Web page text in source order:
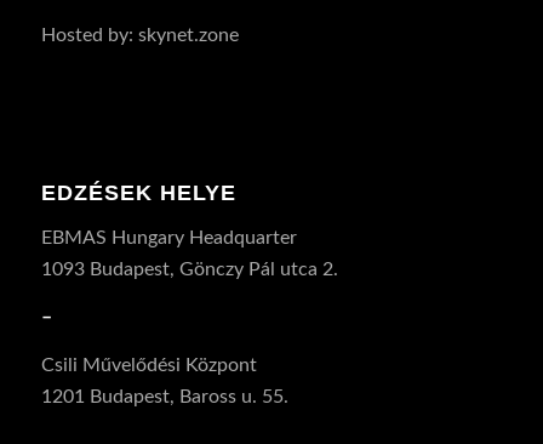
Hosted by: skynet.zone
EDZÉSEK HELYE
EBMAS Hungary Headquarter
1093 Budapest, Gönczy Pál utca 2.
–
Csili Művelődési Központ
1201 Budapest, Baross u. 55.